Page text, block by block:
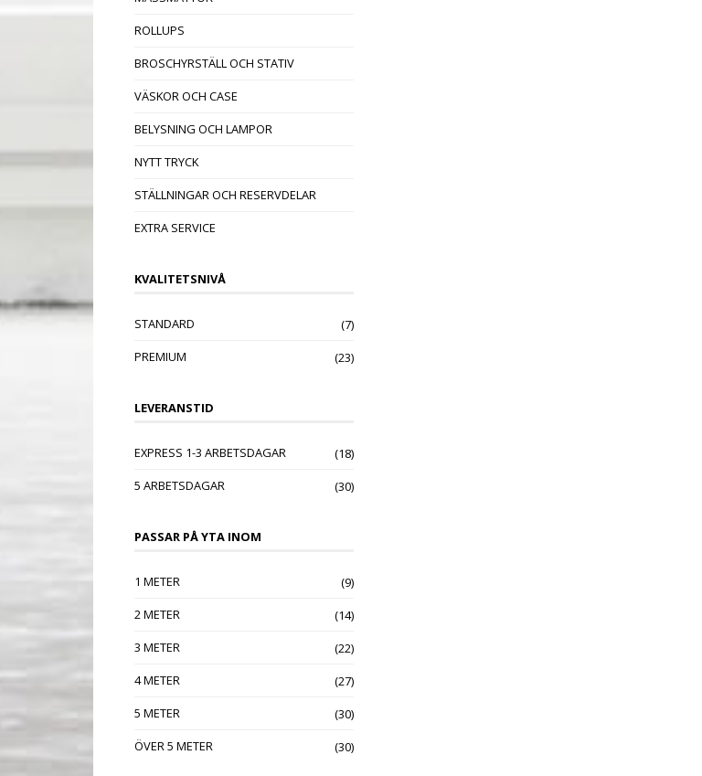
ROLLUPS
BROSCHYRSTÄLL OCH STATIV
VÄSKOR OCH CASE
BELYSNING OCH LAMPOR
NYTT TRYCK
STÄLLNINGAR OCH RESERVDELAR
EXTRA SERVICE
KVALITETSNIVÅ
STANDARD
(7)
PREMIUM
(23)
LEVERANSTID
EXPRESS 1-3 ARBETSDAGAR
(18)
5 ARBETSDAGAR
(30)
PASSAR PÅ YTA INOM
1 METER
(9)
2 METER
(14)
3 METER
(22)
4 METER
(27)
5 METER
(30)
ÖVER 5 METER
(30)